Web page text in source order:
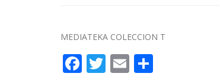
MEDIATEKA COLECCION T
Facebook
Twitter
Email